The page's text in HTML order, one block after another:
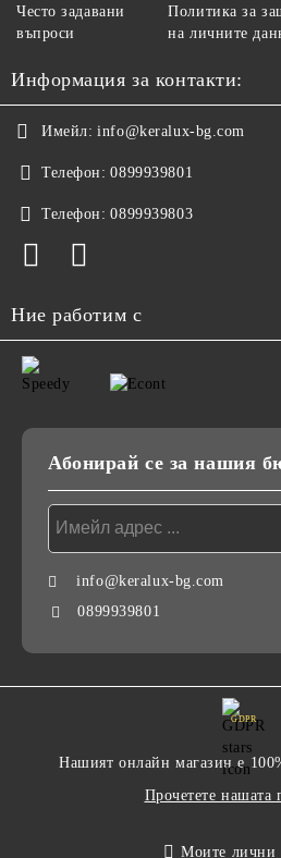
Често задавани
въпроси
Политика за
на личните
Информация за контакти:
Имейл: info@keralux-bg.com
Телефон: 0899939801
Телефон: 0899939803
Ние работим с
Абонирай се за нашия
info@keralux-bg.com
0899939801
GDPR
Нашият онлайн магазин е
Прочетете нашата
Моите лични